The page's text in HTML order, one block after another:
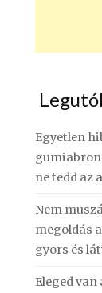
Egyetlen
ne tedd az
Nem
megoldás
gyors és
Eleged